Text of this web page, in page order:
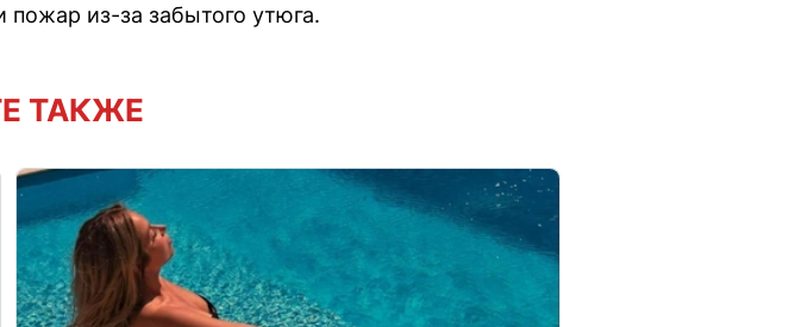
из-за забытого утюга.
ТАКЖЕ